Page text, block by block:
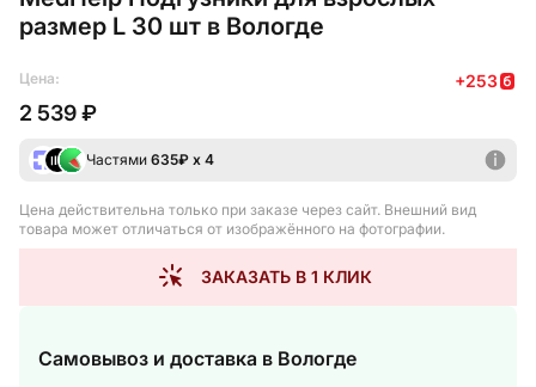
размер L 30 шт в Вологде
Цена: +253
2 539 ₽
Частями 635₽ х 4
Цена действительна только при заказе через сайт. Внешний вид
товара может отличаться от изображённого на фотографии.
ЗАКАЗАТЬ В 1 КЛИК
Самовывоз и доставка в Вологде